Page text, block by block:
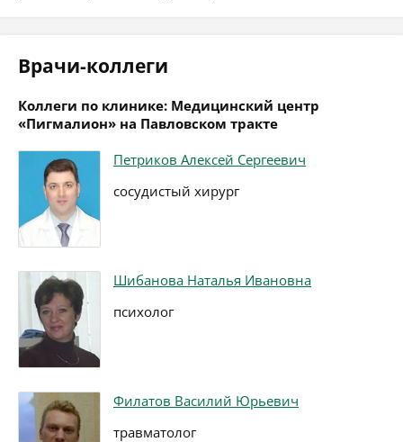
Врачи-коллеги
Коллеги по клинике: Медицинский центр
«Пигмалион» на Павловском тракте
Петриков Алексей Сергеевич
сосудистый хирург
Шибанова Наталья Ивановна
психолог
Филатов Василий Юрьевич
травматолог